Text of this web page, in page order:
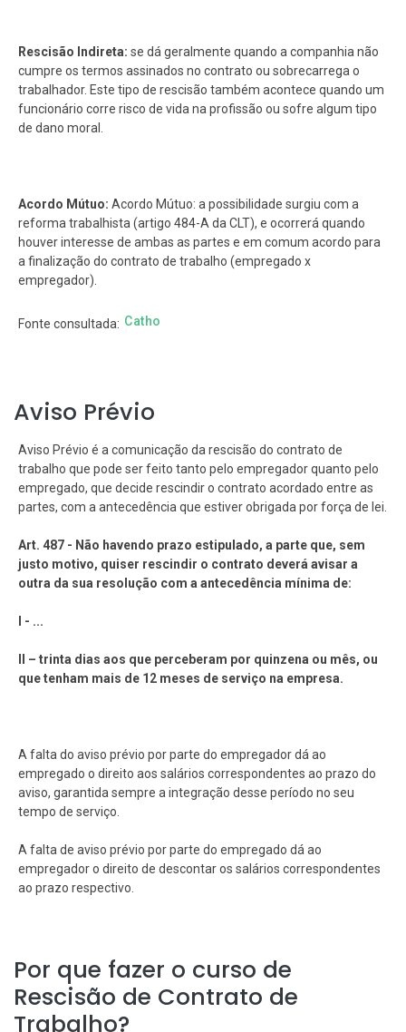
Rescisão Indireta: se dá geralmente quando a companhia não
cumpre os termos assinados no contrato ou sobrecarrega o
trabalhador. Este tipo de rescisão também acontece quando um
funcionário corre risco de vida na profissão ou sofre algum tipo
de dano moral.
Acordo Mútuo: Acordo Mútuo: a possibilidade surgiu com a
reforma trabalhista (artigo 484-A da CLT), e ocorrerá quando
houver interesse de ambas as partes e em comum acordo para
a finalização do contrato de trabalho (empregado x
empregador).
Fonte consultada: Catho
Aviso Prévio
Aviso Prévio é a comunicação da rescisão do contrato de
trabalho que pode ser feito tanto pelo empregador quanto pelo
empregado, que decide rescindir o contrato acordado entre as
partes, com a antecedência que estiver obrigada por força de lei.
Art. 487 - Não havendo prazo estipulado, a parte que, sem
justo motivo, quiser rescindir o contrato deverá avisar a
outra da sua resolução com a antecedência mínima de:
I - ...
II – trinta dias aos que perceberam por quinzena ou mês, ou
que tenham mais de 12 meses de serviço na empresa.
A falta do aviso prévio por parte do empregador dá ao
empregado o direito aos salários correspondentes ao prazo do
aviso, garantida sempre a integração desse período no seu
tempo de serviço.
A falta de aviso prévio por parte do empregado dá ao
empregador o direito de descontar os salários correspondentes
ao prazo respectivo.
Por que fazer o curso de
Rescisão de Contrato de
Trabalho?